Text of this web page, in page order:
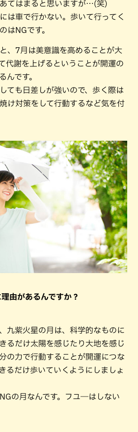
てはまると思いますが…(笑)
は車で行かない。歩いて行ってく
はNGです。
、7月は美意識を高めることが大
代謝を上げるということが開運の
んです。
ても日差しが強いので、歩く際は
け対策をして行動するなど気を付
由があるんですか？
九紫火星の月は、科学的なものに
るだけ太陽を感じたり大地を感じ
の力で行動することが開運につな
るだけ歩いていくようにしましょ
の月なんです。フユ―はしない